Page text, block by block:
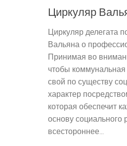
Циркуляр
Циркуляр делегата
Вальяна о
Принимая во
чтобы
свой по существу
характер
которая обеспечит
основу социального
всестороннее...